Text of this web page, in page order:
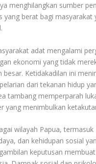
menghilangkan sumber
berat bagi masyarakat
.
adat mengalami
ekonomi yang tidak
Ketidakadilan ini
dari tekanan hidup
tambang memperparah
yang menimbulkan
wilayah Papua,
dan kehidupan sosial
keputusan